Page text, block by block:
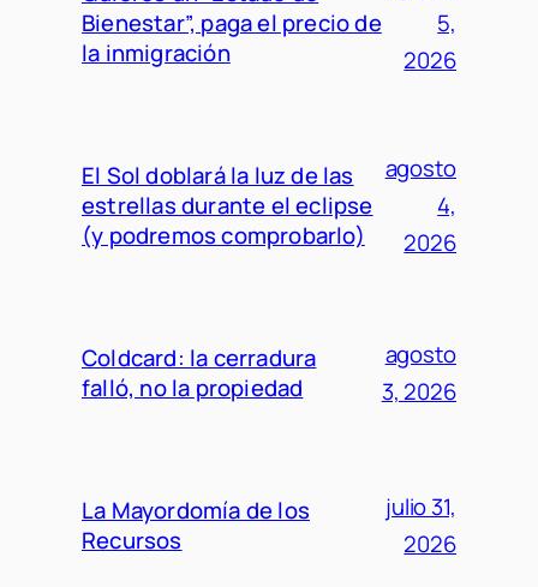
Bienestar”, paga el precio de
la inmigración
5,
2026
El Sol doblará la luz de las
estrellas durante el eclipse
(y podremos comprobarlo)
agosto
4,
2026
Coldcard: la cerradura
falló, no la propiedad
agosto
3, 2026
La Mayordomía de los
Recursos
julio 31,
2026